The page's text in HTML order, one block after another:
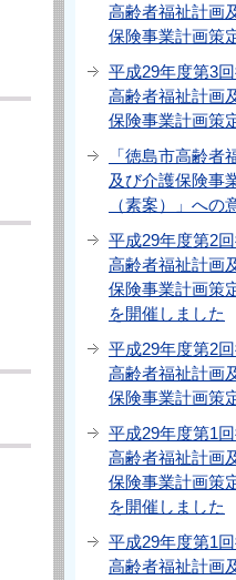
高齢者福祉計画
保険事業計画策
平成29年度第3
高齢者福祉計画
保険事業計画策
「徳島市高齢者
及び介護保険事
（素案）」への
平成29年度第2
高齢者福祉計画
保険事業計画策
を開催しました
平成29年度第2
高齢者福祉計画
保険事業計画策
平成29年度第1
高齢者福祉計画
保険事業計画策
を開催しました
平成29年度第1
高齢者福祉計画